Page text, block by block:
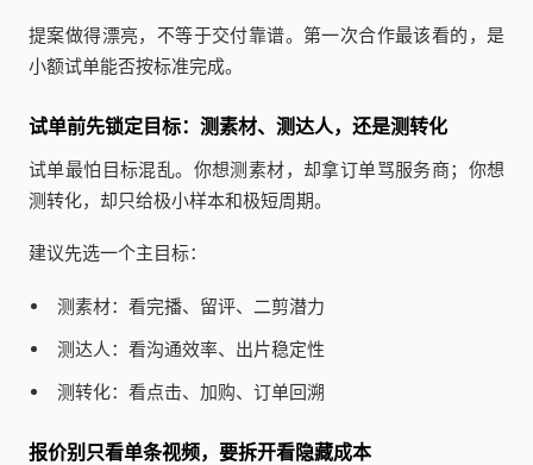
提案做得漂亮，不等于交付靠谱。第一次合作最该看的，是
小额试单能否按标准完成。
试单前先锁定目标：测素材、测达人，还是测转化
试单最怕目标混乱。你想测素材，却拿订单骂服务商；你想
测转化，却只给极小样本和极短周期。
建议先选一个主目标：
测素材：看完播、留评、二剪潜力
测达人：看沟通效率、出片稳定性
测转化：看点击、加购、订单回溯
报价别只看单条视频，要拆开看隐藏成本